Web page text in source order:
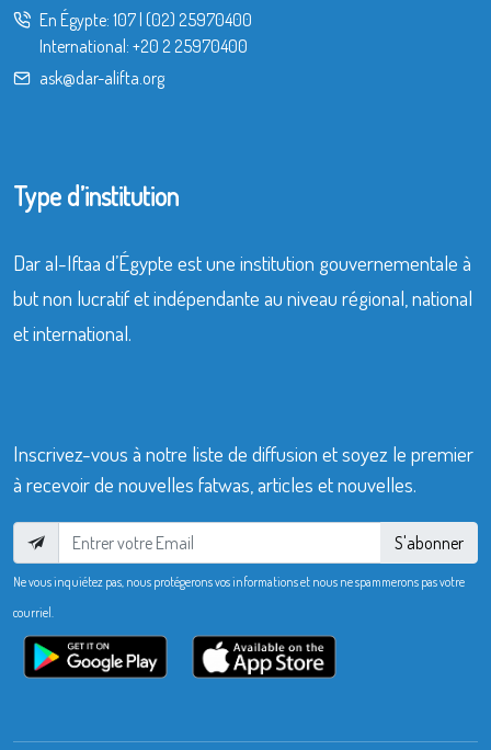
En Égypte: 107| (02) 25970400
International: +20 2 25970400
ask@dar-alifta.org
Type d’institution
Dar al-Iftaa d’Égypte est une institution gouvernementale à
but non lucratif et indépendante au niveau régional, national
et international.
Inscrivez-vous à notre liste de diffusion et soyez le premier
à recevoir de nouvelles fatwas, articles et nouvelles.
S'abonner
Ne vous inquiétez pas, nous protégerons vos informations et nous ne spammerons pas votre
courriel.